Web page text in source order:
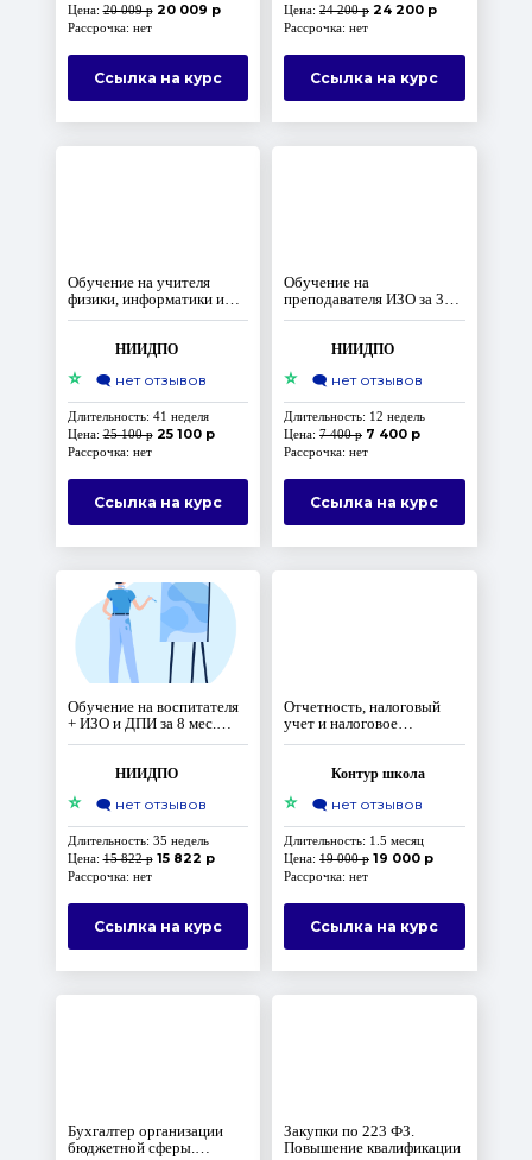
Цена:20 009 р 20 009 р
Рассрочка: нет
Ссылка на курс
Цена: 24 200 р 24 200 р
Рассрочка: нет
Ссылка на курс
Обучение на учителя
физики, информатики и
ИКТ. ФГОС
НИИДПО
⭐ 🗨️ нет отзывов
Длительность: 41 неделя
Цена:25 100 р 25 100 р
Рассрочка: нет
Ссылка на курс
Обучение на
преподавателя ИЗО за 3
месяца
НИИДПО
⭐ 🗨️ нет отзывов
Длительность: 12 недель
Цена: 7 400 р 7 400 р
Рассрочка: нет
Ссылка на курс
Обучение на воспитателя
+ ИЗО и ДПИ за 8 мес.
ФГОС
НИИДПО
⭐ 🗨️ нет отзывов
Длительность: 35 недель
Цена:15 822 р 15 822 р
Рассрочка: нет
Ссылка на курс
Отчетность, налоговый
учет и налоговое
планирование при ОСНО.
коды В,С,DКонтур школа
⭐ 🗨️ нет отзывов
Длительность: 1.5 месяц
Цена: 19 000 р 19 000 р
Рассрочка: нет
Ссылка на курс
Бухгалтер организации
бюджетной сферы.
Закупки по 223 ФЗ.
Повышение квалификации